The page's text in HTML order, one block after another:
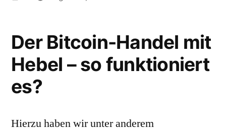
Der Bitcoin-Handel mit
Hebel – so funktioniert
es?
Hierzu haben wir unter anderem